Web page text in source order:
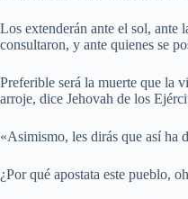
Los extenderán ante el sol, ante
consultaron, y ante quienes se
Preferible será la muerte que la
arroje, dice Jehovah de los
«Asimismo, les dirás que así ha
¿Por qué apostata este pueblo,